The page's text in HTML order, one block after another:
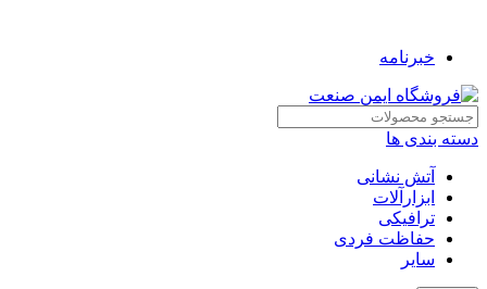
خبرنامه
دسته بندی ها
آتش نشانی
ابزارآلات
ترافیکی
حفاظت فردی
سایر